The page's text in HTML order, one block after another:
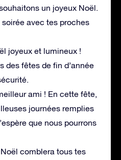
un joyeux Noël.
avec tes proches
joyeux et lumineux !
des fêtes de fin d’année
ami ! En cette fête,
journées remplies
que nous pourrons
comblera tous tes